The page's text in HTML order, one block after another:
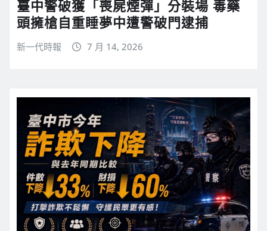
臺中警破獲「喪屍煙彈」分裝場 毒藥
頭擁槍自重睡夢中遭警破門逮捕
新一代時報 7 月 14, 2026